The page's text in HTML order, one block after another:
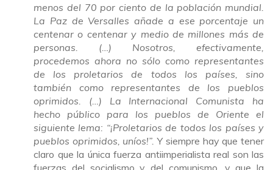
menos del 70 por ciento de la población mundial.
La Paz de Versalles añade a ese porcentaje un
centenar o centenar y medio de millones más de
personas. (…) Nosotros, efectivamente,
procedemos ahora no sólo como representantes
de los proletarios de todos los países, sino
también como representantes de los pueblos
oprimidos. (…) La Internacional Comunista ha
hecho público para los pueblos de Oriente el
siguiente lema: “¡Proletarios de todos los países y
pueblos oprimidos, uníos!”. Y siempre hay que tener
claro que la única fuerza antiimperialista real son las